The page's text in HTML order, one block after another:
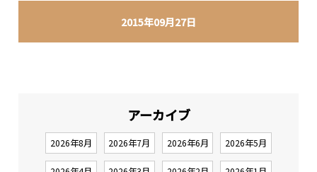
2015年09月27日
アーカイブ
2026年8月 2026年7月 2026年6月 2026年5月